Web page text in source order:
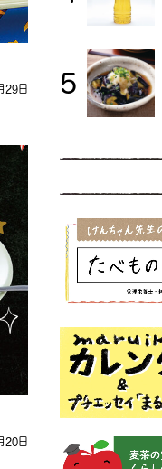
29日
20日